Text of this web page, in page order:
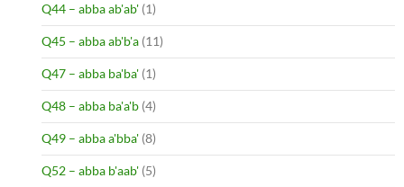
Q44 – abba ab'ab' (1)
Q45 – abba ab'b'a (11)
Q47 – abba ba'ba' (1)
Q48 – abba ba'a'b (4)
Q49 – abba a'bba' (8)
Q52 – abba b'aab' (5)